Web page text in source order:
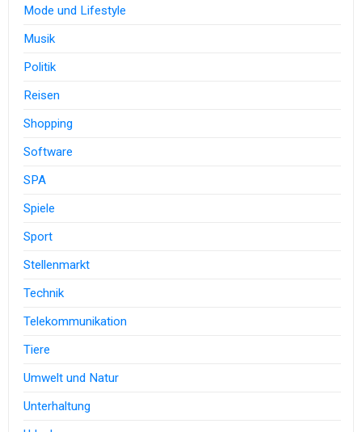
Mode und Lifestyle
Musik
Politik
Reisen
Shopping
Software
SPA
Spiele
Sport
Stellenmarkt
Technik
Telekommunikation
Tiere
Umwelt und Natur
Unterhaltung